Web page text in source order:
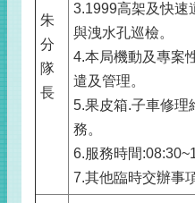
朱
分
隊
長
3.1999高架及快速
與洩水孔巡檢。
4.本局機動及專案
遣及管理。
5.果皮箱.子車修理
務。
6.服務時間
7.其他臨時交辦事